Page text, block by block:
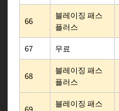
66
블레이징 패스
플러스
67 무료
68
블레이징 패스
플러스
블레이징 패스